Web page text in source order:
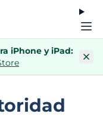
iPhone y iPad: